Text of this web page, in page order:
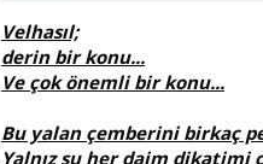
Velhasıl;
derin bir konu...
Ve çok önemli bir konu...
Bu yalan çemberini birkaç
Yalnız şu her daim dikatimi